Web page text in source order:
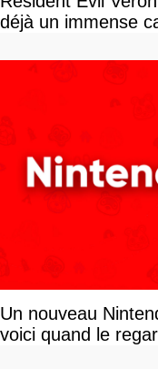
déjà un immense
Un nouveau
voici quand le